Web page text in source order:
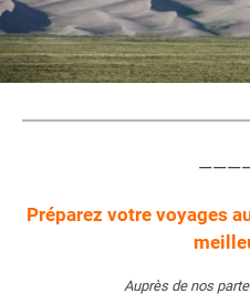
N’hésitez pas à nous
adresses ?
Avez-vous de bonnes
Est-ce adapté à leur
voyage?
Avez-vous utilisé des
Quel est votre
Préparez votre voyages
Auprès de nos